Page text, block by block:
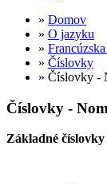
» Domov
» O jazyku
»
» Číslovky
» Číslovky -
Číslovky -
Základné